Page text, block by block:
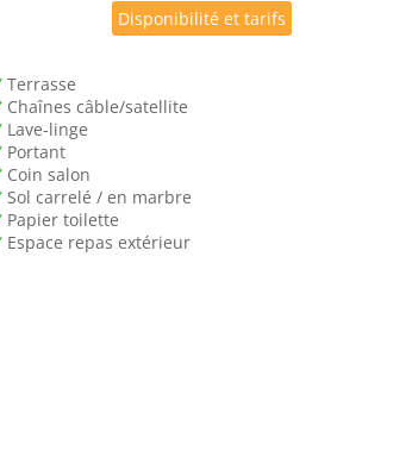
Terrasse
Chaînes câble/satellite
Lave-linge
Portant
Coin salon
Sol carrelé / en marbre
Papier toilette
Espace repas extérieur
Disponibilité et tarifs